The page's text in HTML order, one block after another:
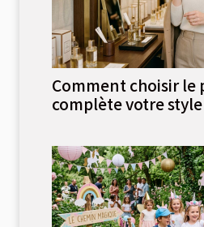
Comment choisir le
complète votre style